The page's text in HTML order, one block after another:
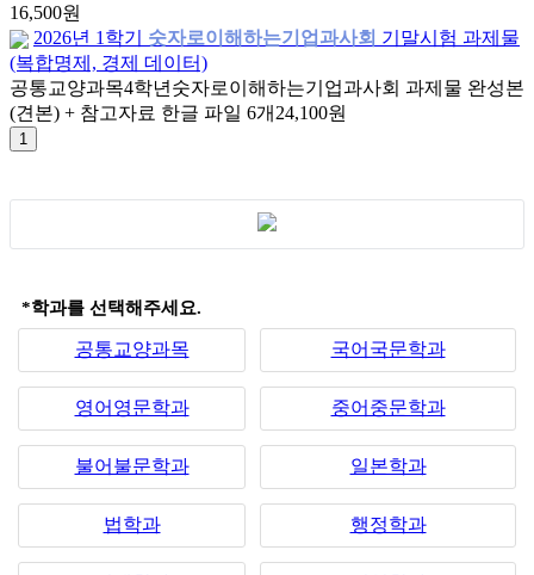
16,500원
2026년 1학기
숫자로이해하는기업과사회 기말시험 과제물
(복합명제, 경제 데이터)
공통교양과목4학년 숫자로이해하는기업과사회 과제물 완성본
(견본) + 참고자료 한글 파일 6개 24,100원
*학과를 선택해주세요.
공통교양과목 국어국문학과
영어영문학과 중어중문학과
불어불문학과 일본학과
법학과 행정학과